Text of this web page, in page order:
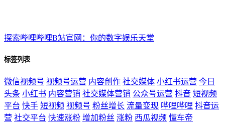
探索哔哩哔哩B站官网：你的数字娱乐天堂
标签列表
微信视频号 视频号运营 内容创作 社交媒体 小红书运营 今日
头条 小红书 内容营销 社交媒体营销 公众号运营 抖音 短视频
平台 快手 短视频 视频号 粉丝增长 流量变现 哔哩哔哩 抖音运
营 社交平台 快速涨粉 增加粉丝 涨粉 西瓜视频 懂车帝